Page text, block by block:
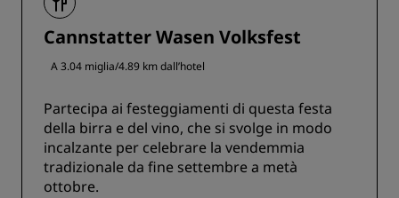
Cannstatter Wasen Volksfest
A 3.04 miglia/4.89 km dall’hotel
Partecipa ai festeggiamenti di questa festa
della birra e del vino, che si svolge in modo
incalzante per celebrare la vendemmia
tradizionale da fine settembre a metà
ottobre.